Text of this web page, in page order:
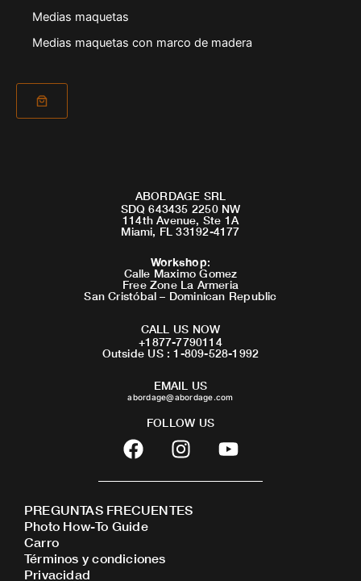
Medias maquetas
Medias maquetas con marco de madera
ABORDAGE SRL
SDQ 643435 2250 NW
114th Avenue, Ste 1A
Miami, FL 33192-4177
Workshop:
Calle Maximo Gomez
Free Zone La Armeria
San Cristóbal – Dominican Republic
CALL US NOW
+1877-7790114
Outside US : 1-809-528-1992
EMAIL US
abordage@abordage.com
FOLLOW US
F
a
c
b
o
o
I
n
s
a
Y
o
u
PREGUNTAS FRECUENTES
Photo How-To Guide
Carro
Términos y condiciones
Privacidad